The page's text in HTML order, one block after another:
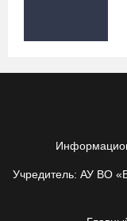
Учредитель: АУ ВО